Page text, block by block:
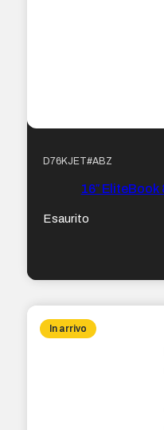
D76KJET#ABZ
16″ EliteBook
Esaurito
In arrivo